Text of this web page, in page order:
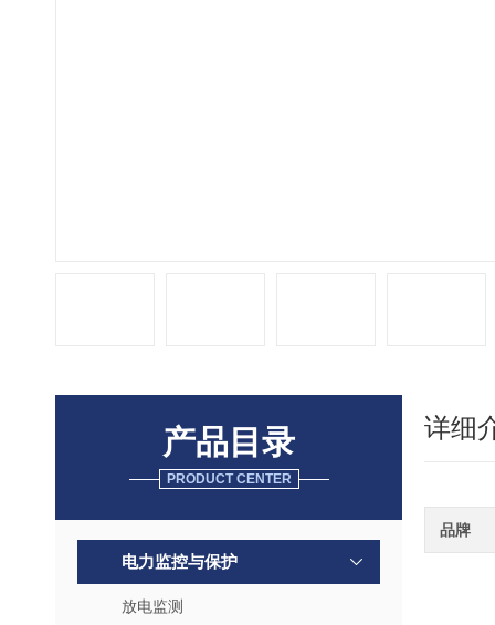
产品目录
PRODUCT CENTER
电力监控与保护
放电监测
详细
品牌